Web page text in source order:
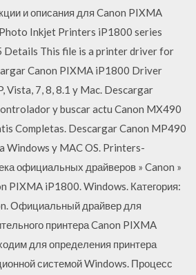
и описания для Canon PIXMA
Inkjet Printers iP1800 series
Details This file is a printer driver for
Canon PIXMA iP1800 Driver
Vista, 7, 8, 8.1 y Mac. Descargar
y buscar actu Canon MX490
Completas. Descargar Canon MP490
Windows y MAC OS. Printers-
официальных драйверов » Canon »
PIXMA iP1800. Windows. Категория:
Официальный драйвер для
принтера Canon PIXMA
для определения принтера
системой Windows. Процесс